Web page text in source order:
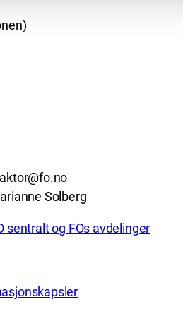
Solberg
sentralt og FOs avdelinger